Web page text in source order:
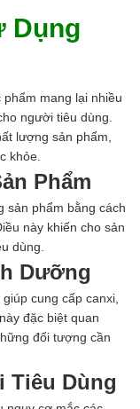
Dụng
mang lại nhiều
người tiêu dùng.
lượng sản phẩm,
khỏe.
Phẩm
sản phẩm bằng cách
này khiến cho sản
dùng.
Dưỡng
cung cấp canxi,
đặc biệt quan
đối tượng cần
Tiêu Dùng